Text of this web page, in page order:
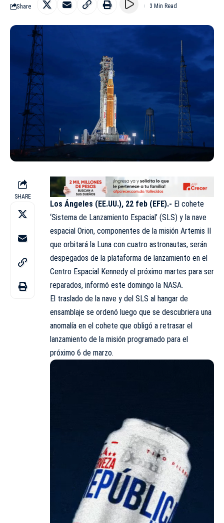
Share 3 Min Read
SHARE
Los Ángeles (EE.UU.), 22 feb (EFE).- El cohete
‘Sistema de Lanzamiento Espacial’ (SLS) y la nave
espacial Orion, componentes de la misión Artemis II
que orbitará la Luna con cuatro astronautas, serán
despegados de la plataforma de lanzamiento en el
Centro Espacial Kennedy el próximo martes para ser
reparados, informó este domingo la NASA.
El traslado de la nave y del SLS al hangar de
ensamblaje se ordenó luego que se descubriera una
anomalía en el cohete que obligó a retrasar el
lanzamiento de la misión programado para el
próximo 6 de marzo.